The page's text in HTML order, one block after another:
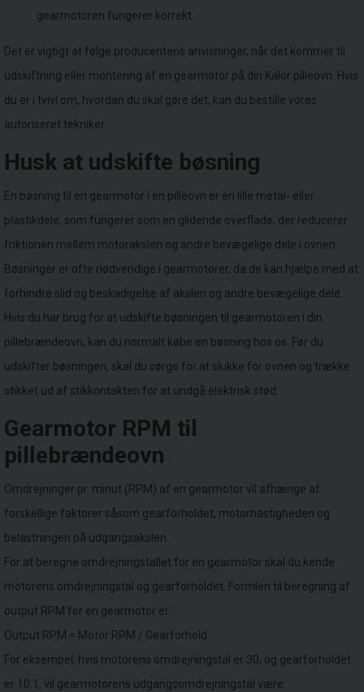
gearmotoren fungerer korrekt.
Det er vigtigt at følge producentens anvisninger, når det kommer til
udskiftning eller montering af en gearmotor på din Kalor pilleovn. Hvis
du er i tvivl om, hvordan du skal gøre det, kan du bestille vores
autoriseret tekniker.
Husk at udskifte bøsning
En bøsning til en gearmotor i en pilleovn er en lille metal- eller
plastikdele, som fungerer som en glidende overflade, der reducerer
friktionen mellem motorakslen og andre bevægelige dele i ovnen.
Bøsninger er ofte nødvendige i gearmotorer, da de kan hjælpe med at
forhindre slid og beskadigelse af akslen og andre bevægelige dele.
Hvis du har brug for at udskifte bøsningen til gearmotoren i din
pillebrændeovn, kan du normalt købe en bøsning hos os. Før du
udskifter bøsningen, skal du sørge for at slukke for ovnen og trække
stikket ud af stikkontakten for at undgå elektrisk stød.
Gearmotor RPM til
pillebrændeovn
Omdrejninger pr. minut (RPM) af en gearmotor vil afhænge af
forskellige faktorer såsom gearforholdet, motorhastigheden og
belastningen på udgangsakslen.
For at beregne omdrejningstallet for en gearmotor skal du kende
motorens omdrejningstal og gearforholdet. Formlen til beregning af
output RPM for en gearmotor er:
Output RPM = Motor RPM / Gearforhold
For eksempel, hvis motorens omdrejningstal er 30, og gearforholdet
er 10:1, vil gearmotorens udgangsomdrejningstal være: